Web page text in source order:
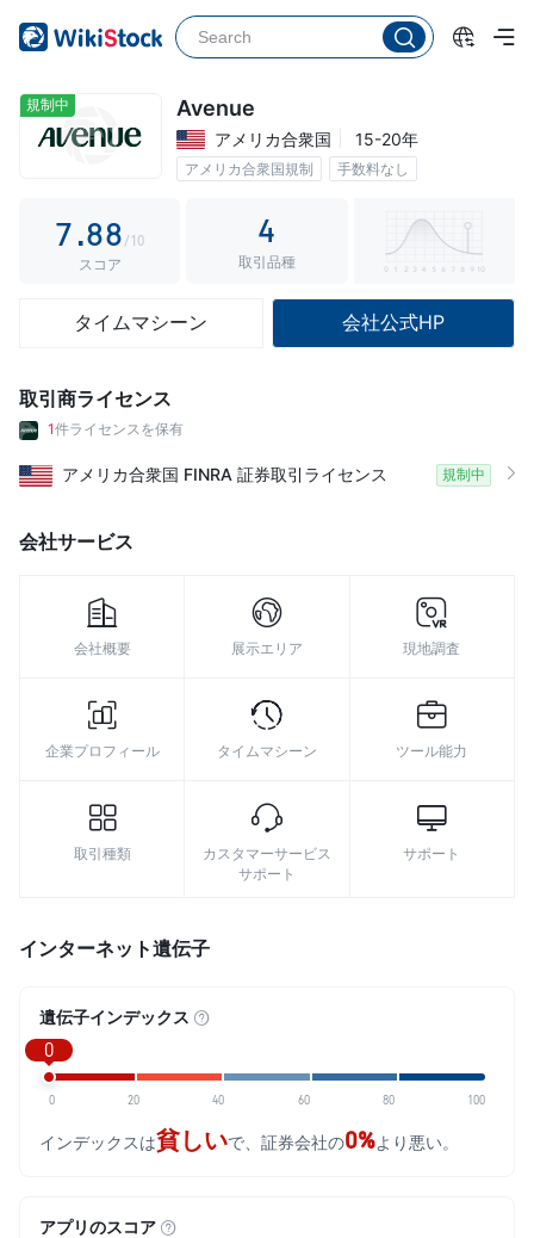
規制中 Avenue
アメリカ合衆国 15-20年
アメリカ合衆国規制 手数料なし
2
4
5
7.
3
6
8
9
3
6
8
9
/10
スコア
4
取引品種
タイムマシーン 会社公式HP
取引商ライセンス
1件ライセンスを保有
アメリカ合衆国 FINRA 証券取引ライセンス 規制中
会社サービス
会社概要 展示エリア 現地調査
企業プロフィール タイムマシーン ツール能力
取引種類
カスタマーサービス
サポート
サポート
インターネット遺伝子
遺伝子インデックス
0
0 20 40 60 80 100
インデックスは貧しいで、証券会社の0%より悪い。
アプリのスコア